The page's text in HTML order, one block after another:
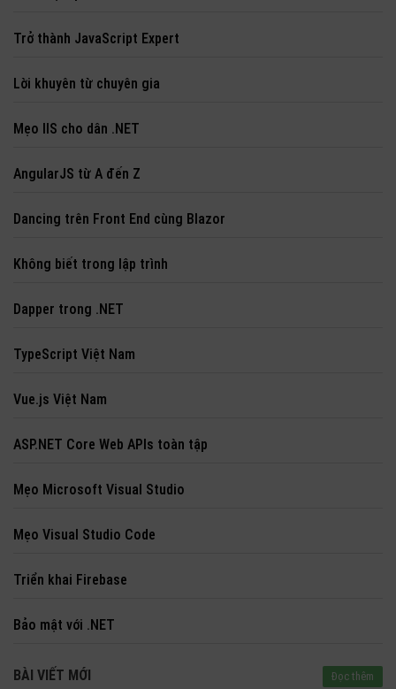
Trở thành JavaScript Expert
Lời khuyên từ chuyên gia
Mẹo IIS cho dân .NET
AngularJS từ A đến Z
Dancing trên Front End cùng Blazor
Không biết trong lập trình
Dapper trong .NET
TypeScript Việt Nam
Vue.js Việt Nam
ASP.NET Core Web APIs toàn tập
Mẹo Microsoft Visual Studio
Mẹo Visual Studio Code
Triển khai Firebase
Bảo mật với .NET
BÀI VIẾT MỚI Đọc thêm